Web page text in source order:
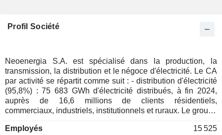
Profil Société
Neoenergia S.A. est spécialisé dans la production, la
transmission, la distribution et le négoce d'électricité. Le CA
par activité se répartit comme suit : - distribution d'électricité
(95,8%) : 75 683 GWh d'électricité distribués, à fin 2024,
auprès de 16,6 millions de clients résidentiels,
commerciaux, industriels, institutionnels et ruraux. Le groupe
d'électricité (exploitation d'un réseau de 3 312 km de lignes
Employés 15 525